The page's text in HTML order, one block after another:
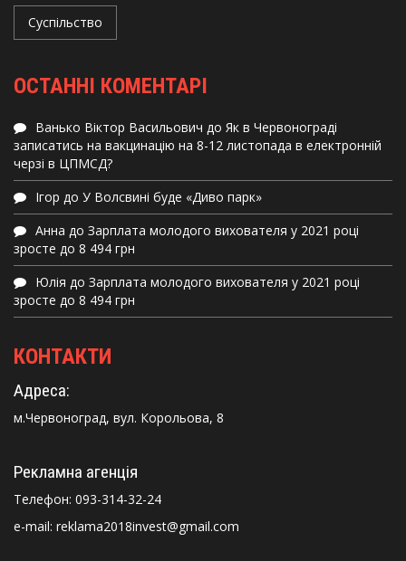
Суспільство
ОСТАННІ КОМЕНТАРІ
Ванько Віктор Васильович до Як в Червонограді
записатись на вакцинацію на 8-12 листопада в електронній
черзі в ЦПМСД?
Ігор до У Волсвині буде «Диво парк»
Анна до Зарплата молодого вихователя у 2021 році
зросте до 8 494 грн
Юлія до Зарплата молодого вихователя у 2021 році
зросте до 8 494 грн
КОНТАКТИ
Адреса:
м.Червоноград, вул. Корольова, 8
Рекламна агенція
Телефон: 093-314-32-24
e-mail: reklama2018invest@gmail.com